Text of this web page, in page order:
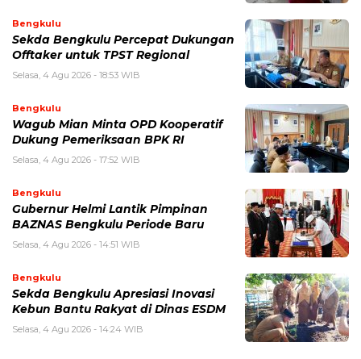
Bengkulu
Sekda Bengkulu Percepat Dukungan
Offtaker untuk TPST Regional
Selasa, 4 Agu 2026 - 18:53 WIB
Bengkulu
Wagub Mian Minta OPD Kooperatif
Dukung Pemeriksaan BPK RI
Selasa, 4 Agu 2026 - 17:52 WIB
Bengkulu
Gubernur Helmi Lantik Pimpinan
BAZNAS Bengkulu Periode Baru
Selasa, 4 Agu 2026 - 14:51 WIB
Bengkulu
Sekda Bengkulu Apresiasi Inovasi
Kebun Bantu Rakyat di Dinas ESDM
Selasa, 4 Agu 2026 - 14:24 WIB